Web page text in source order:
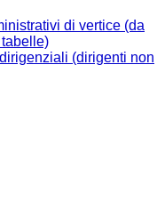
di vertice (da
(dirigenti non